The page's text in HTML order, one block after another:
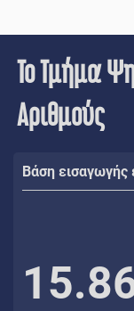
Το Τμήμα
Αριθμούς
Βάση εισαγωγής